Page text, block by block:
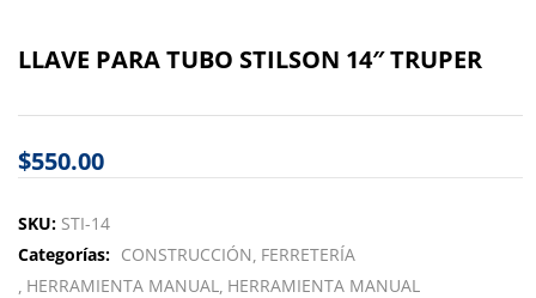
LLAVE PARA TUBO STILSON 14″ TRUPER
$550.00
SKU: STI-14
Categorías: CONSTRUCCIÓN FERRETERÍA
HERRAMIENTA MANUAL
HERRAMIENTA MANUAL